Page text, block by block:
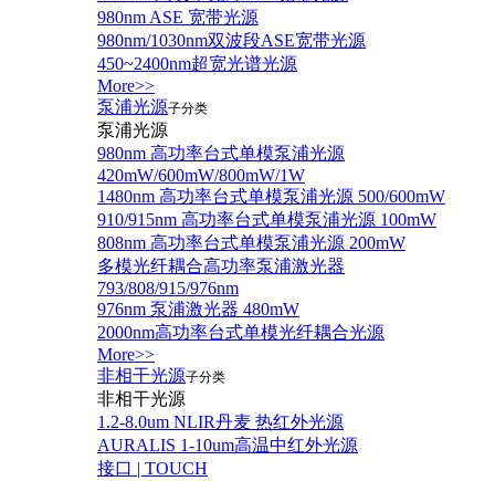
980nm ASE 宽带光源
980nm/1030nm双波段ASE宽带光源
450~2400nm超宽光谱光源
More>>
泵浦光源子分类
泵浦光源
980nm 高功率台式单模泵浦光源
420mW/600mW/800mW/1W
1480nm 高功率台式单模泵浦光源 500/600mW
910/915nm 高功率台式单模泵浦光源 100mW
808nm 高功率台式单模泵浦光源 200mW
多模光纤耦合高功率泵浦激光器
793/808/915/976nm
976nm 泵浦激光器 480mW
2000nm高功率台式单模光纤耦合光源
More>>
非相干光源子分类
非相干光源
1.2-8.0um NLIR丹麦 热红外光源
AURALIS 1-10um高温中红外光源
接口 | TOUCH